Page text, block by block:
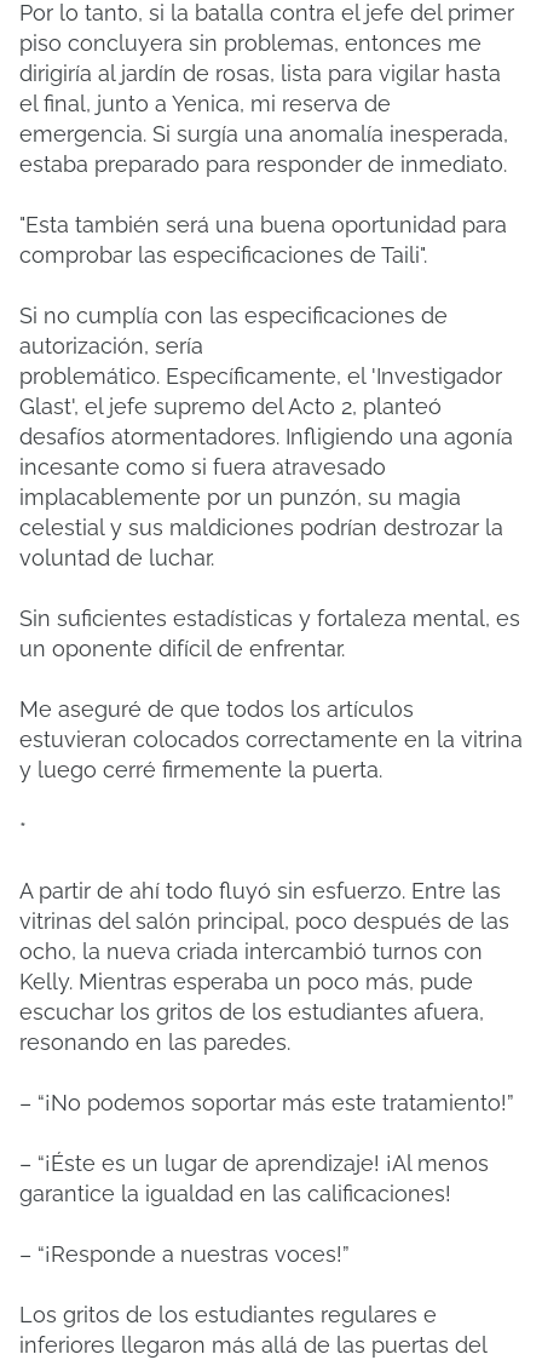
Por lo tanto, si la batalla contra el jefe del primer
piso concluyera sin problemas, entonces me
dirigiría al jardín de rosas, lista para vigilar hasta
el final, junto a Yenica, mi reserva de
emergencia. Si surgía una anomalía inesperada,
estaba preparado para responder de inmediato.
"Esta también será una buena oportunidad para
comprobar las especificaciones de Taili".
Si no cumplía con las especificaciones de
autorización, sería
problemático. Específicamente, el 'Investigador
Glast', el jefe supremo del Acto 2, planteó
desafíos atormentadores. Infligiendo una agonía
incesante como si fuera atravesado
implacablemente por un punzón, su magia
celestial y sus maldiciones podrían destrozar la
voluntad de luchar.
Sin suficientes estadísticas y fortaleza mental, es
un oponente difícil de enfrentar.
Me aseguré de que todos los artículos
estuvieran colocados correctamente en la vitrina
y luego cerré firmemente la puerta.
*
A partir de ahí todo fluyó sin esfuerzo. Entre las
vitrinas del salón principal, poco después de las
ocho, la nueva criada intercambió turnos con
Kelly. Mientras esperaba un poco más, pude
escuchar los gritos de los estudiantes afuera,
resonando en las paredes.
– “¡No podemos soportar más este tratamiento!”
– “¡Éste es un lugar de aprendizaje! ¡Al menos
garantice la igualdad en las calificaciones!
– “¡Responde a nuestras voces!”
Los gritos de los estudiantes regulares e
inferiores llegaron más allá de las puertas del